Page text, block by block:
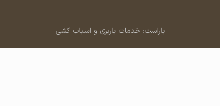
باراست: خدمات باربری و اسباب کشی